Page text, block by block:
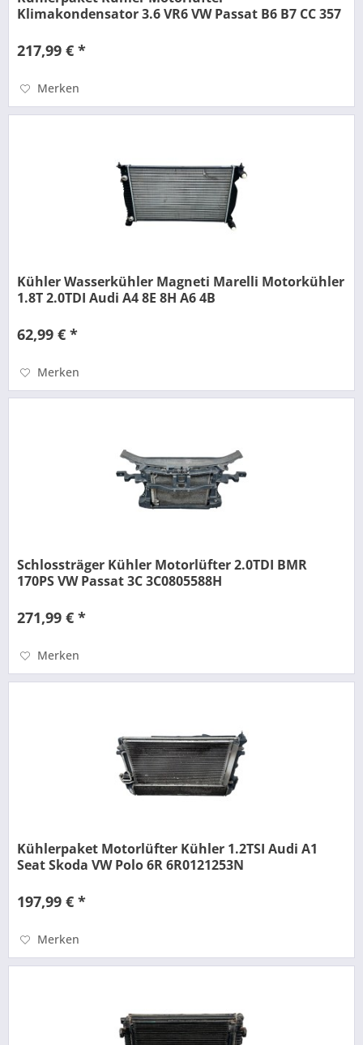
Klimakondensator 3.6 VR6 VW Passat B6 B7 CC 357
217,99 € *
Merken
Kühler Wasserkühler Magneti Marelli Motorkühler
1.8T 2.0TDI Audi A4 8E 8H A6 4B
62,99 € *
Merken
Schlossträger Kühler Motorlüfter 2.0TDI BMR
170PS VW Passat 3C 3C0805588H
271,99 € *
Merken
Kühlerpaket Motorlüfter Kühler 1.2TSI Audi A1
Seat Skoda VW Polo 6R 6R0121253N
197,99 € *
Merken